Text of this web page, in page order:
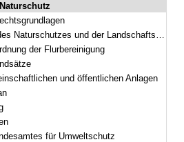
Naturschutzes und der Landschaftspflege
der Flurbereinigung
und öffentlichen Anlagen
für Umweltschutz